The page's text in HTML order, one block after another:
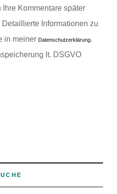
Ihre Kommentare später
Informationen zu
in meiner Datenschutzerklärung.
lt. DSGVO